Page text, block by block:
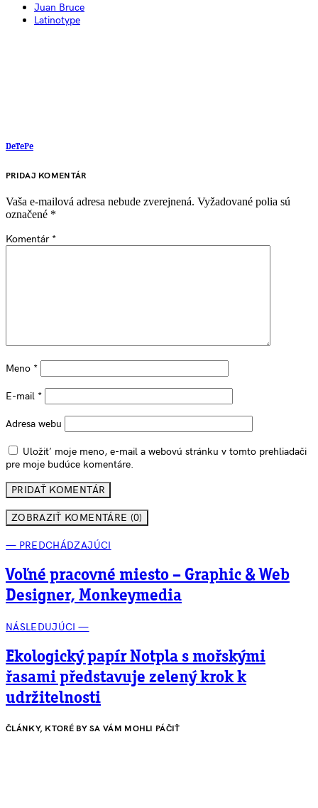
Juan Bruce
Latinotype
DeTePe
PRIDAJ KOMENTÁR
Vaša e-mailová adresa nebude zverejnená. Vyžadované polia sú
označené *
Komentár *
Meno *
E-mail *
Adresa webu
Uložiť moje meno, e-mail a webovú stránku v tomto prehliadači
pre moje budúce komentáre.
ZOBRAZIŤ KOMENTÁRE (0)
— PREDCHÁDZAJÚCI
Voľné pracovné miesto – Graphic & Web
Designer, Monkeymedia
NÁSLEDUJÚCI —
Ekologický papír Notpla s mořskými
řasami představuje zelený krok k
udržitelnosti
ČLÁNKY, KTORÉ BY SA VÁM MOHLI PÁČIŤ